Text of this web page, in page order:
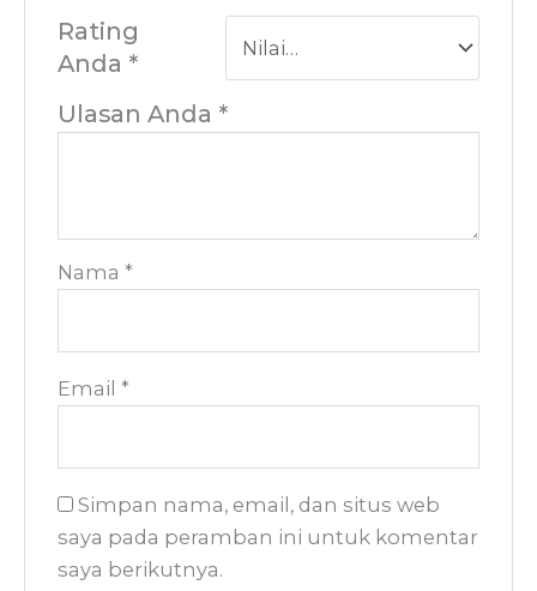
Rating
Anda *
Ulasan Anda *
Nama*
Email*
Simpan nama, email, dan situs web
saya pada peramban ini untuk komentar
saya berikutnya.